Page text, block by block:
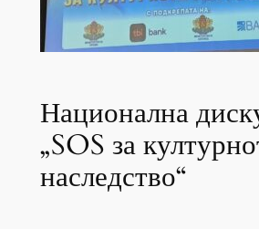
Национална
„SOS за
наследство“